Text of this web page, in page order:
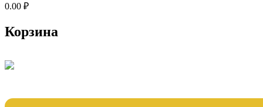
0.00 ₽
Корзина